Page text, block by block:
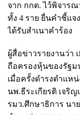
จาก กกต. ไว้พิจารณ
ทั้ง 4 ราย ยื่นคำชี้แ
ได้รับสำเนาคำร้อง
ผู้สื่อข่าวรายงานว่า
ถือครองหุ้นของรัฐม
เมื่อครั้งดำรงตำแห
นพ.ธีระเกียรติ เจริ
รมว.ศึกษาธิการ นา